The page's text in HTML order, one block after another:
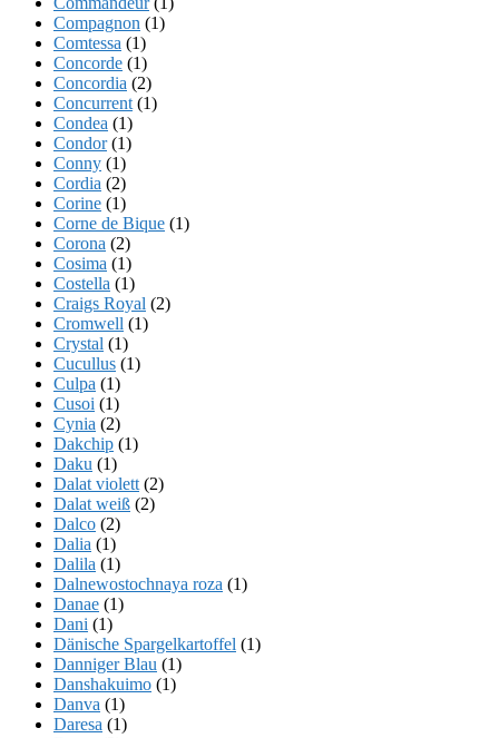
Compagnon (1)
Comtessa (1)
Concorde (1)
Concordia (2)
Concurrent (1)
Condea (1)
Condor(1)
Conny (1)
Cordia (2)
Corine (1)
Corne de Bique (1)
Corona (2)
Cosima (1)
Costella (1)
Craigs Royal (2)
Cromwell (1)
Crystal (1)
Cucullus (1)
Culpa (1)
Cusoi (1)
Cynia (2)
Dakchip (1)
Daku (1)
Dalat violett (2)
Dalat weiß (2)
Dalco (2)
Dalia (1)
Dalila (1)
Dalnewostochnaya roza (1)
Danae (1)
Dani (1)
Dänische Spargelkartoffel (1)
Danniger Blau (1)
Danshakuimo (1)
Danva (1)
Daresa (1)